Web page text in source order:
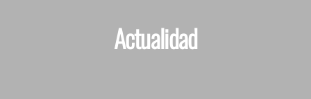
Actualidad